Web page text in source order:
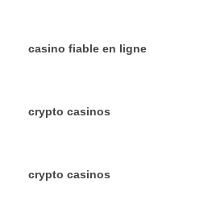
casino fiable en ligne
crypto casinos
crypto casinos